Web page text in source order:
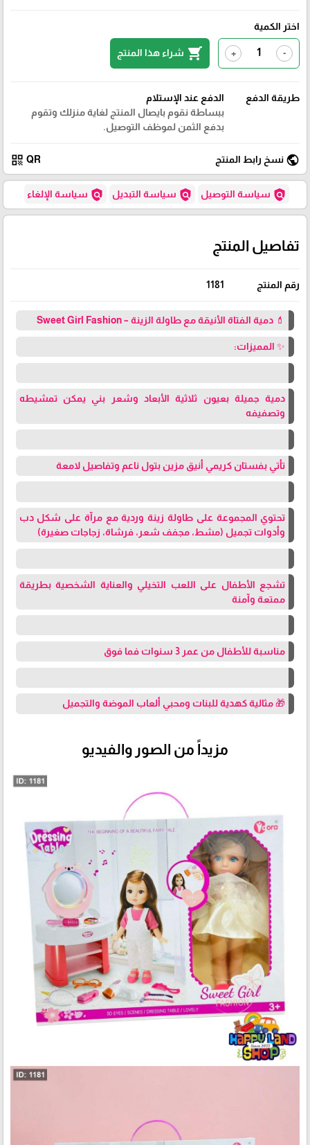
اختر الكمية
-
+
shopping_cart شراء هذا المنتج
طريقة الدفع
الدفع عند الإستلام
ببساطة نقوم بايصال المنتج لغاية منزلك وتقوم
بدفع الثمن لموظف التوصيل.
public نسخ رابط المنتج QR
qr_code
policy سياسة التوصيل policy سياسة التبديل policy سياسة الإلغاء
تفاصيل المنتج
رقم المنتج 1181
💄 دمية الفتاة الأنيقة مع طاولة الزينة – Sweet Girl Fashion
✨ المميزات:
دمية جميلة بعيون ثلاثية الأبعاد وشعر بني يمكن تمشيطه
وتصفيفه
تأتي بفستان كريمي أنيق مزين بتول ناعم وتفاصيل لامعة
تحتوي المجموعة على طاولة زينة وردية مع مرآة على شكل دب
وأدوات تجميل (مشط، مجفف شعر، فرشاة، زجاجات صغيرة)
تشجع الأطفال على اللعب التخيلي والعناية الشخصية بطريقة
ممتعة وآمنة
مناسبة للأطفال من عمر 3 سنوات فما فوق
🎁 مثالية كهدية للبنات ومحبي ألعاب الموضة والتجميل
مزيداً من الصور والفيديو